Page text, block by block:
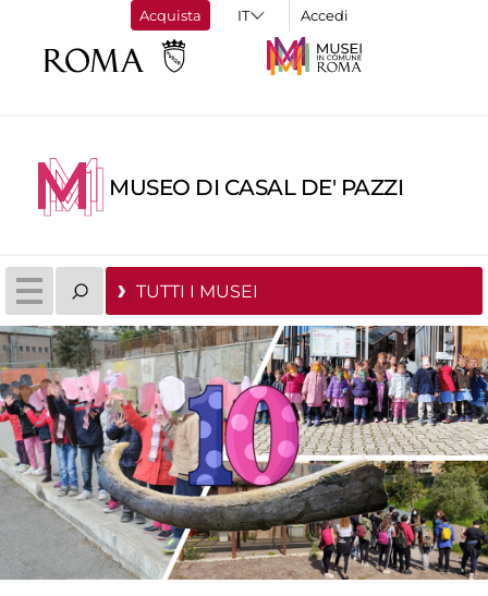
Acquista Accedi
MUSEO DI CASAL DE' PAZZI
TUTTI I MUSEI